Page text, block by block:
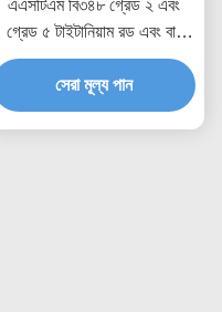
এএসটিএম বি৩৪৮ গ্রেড ২ এবং
গ্রেড ৫ টাইটানিয়াম রড এবং বার
বায়োকম্প্যাটিবল এবং জারা প্রতিরোধী
বৈশিষ্ট্য সহ মেডিকেল
অ্যাপ্লিকেশনগুলির জন্য
সেরা মূল্য পান